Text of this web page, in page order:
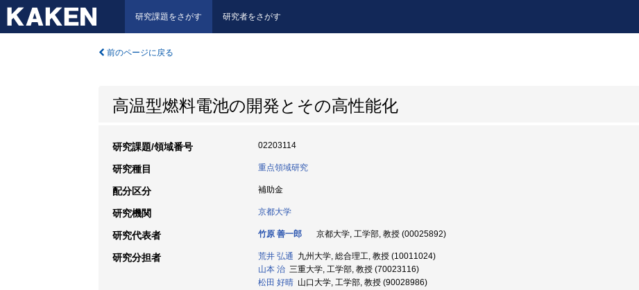
研究課題をさがす 研究者をさがす
前のページに戻る
高温型燃料電池の開発とその高性能化
研究課題/領域番号 02203114
研究種目 重点領域研究
配分区分 補助金
研究機関 京都大学
研究代表者 竹原 善一郎 京都大学, 工学部, 教授 (00025892)
研究分担者 荒井 弘通 九州大学, 総合理工, 教授 (10011024)
山本 治 三重大学, 工学部, 教授 (70023116)
松田 好晴 山口大学, 工学部, 教授 (90028986)